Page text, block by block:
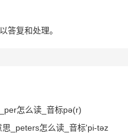
答复和处理。
怎么读_音标pə(r)
思_peters怎么读_音标'pi-tәz